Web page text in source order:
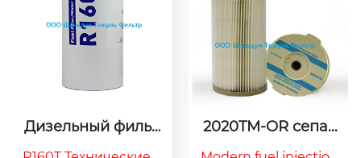
Дизельный фильт
2020TM-OR сепар